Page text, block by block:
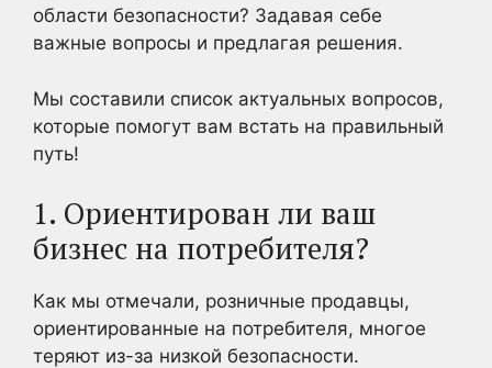
области безопасности? Задавая себе
важные вопросы и предлагая решения.
Мы составили список актуальных вопросов,
которые помогут вам встать на правильный
путь!
1. Ориентирован ли ваш
бизнес на потребителя?
Как мы отмечали, розничные продавцы,
ориентированные на потребителя, многое
теряют из-за низкой безопасности.